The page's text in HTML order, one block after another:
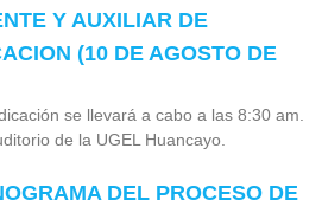
Y AUXILIAR DE
(10 DE AGOSTO DE
se llevará a cabo a las 8:30 am.
de la UGEL Huancayo.
DEL PROCESO DE